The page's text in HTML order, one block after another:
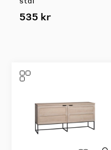
535 kr